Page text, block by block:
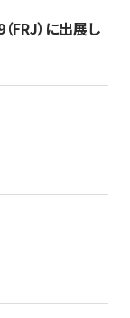
FRJ）に出展し